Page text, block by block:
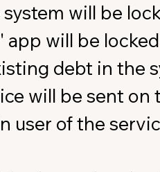
will be
will be
debt in the
will be sent on
user of the